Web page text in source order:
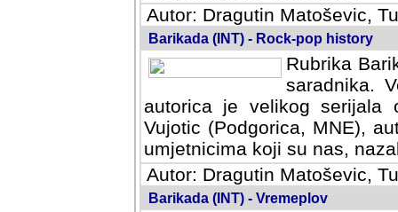
Autor: Dragutin Matoševic,
Barikada (INT) - Rock-pop history
Rubrika
saradnika.
autorica je velikog serijala
Vujotic (Podgorica, MNE),
umjetnicima koji su nas,
Autor: Dragutin Matoševic,
Barikada (INT) - Vremeplov